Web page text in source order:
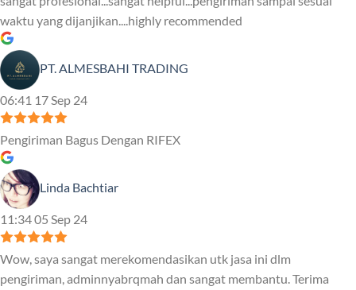
waktu yang dijanjikan....highly recommended
PT. ALMESBAHI TRADING
06:41 17 Sep 24
Pengiriman Bagus Dengan RIFEX
Linda Bachtiar
11:34 05 Sep 24
Wow, saya sangat merekomendasikan utk jasa ini dlm
pengiriman, adminnyabrqmah dan sangat membantu. Terima